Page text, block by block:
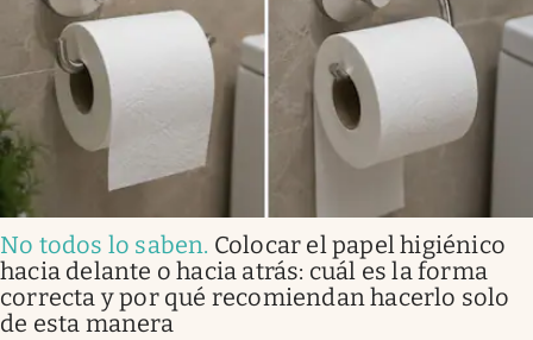
No todos lo saben. Colocar el papel higiénico
hacia delante o hacia atrás: cuál es la forma
correcta y por qué recomiendan hacerlo solo
de esta manera